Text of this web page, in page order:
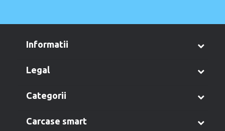
informatii
legal
categorii
carcase smart